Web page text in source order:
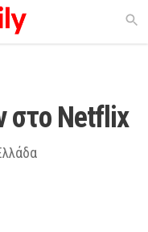
στο Netflix